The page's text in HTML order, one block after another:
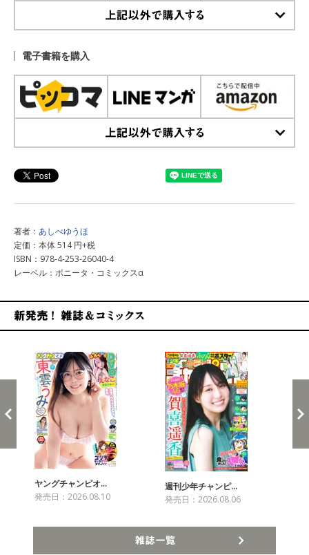
電子書籍を購入
著者： あしべゆうほ
定価：本体 514 円+税
ISBN：978-4-253-26040-4
レーベル：ボニータ・コミックスα
ヤングチャンピオ…
発売日：2026.08.10
週刊少年チャンピ…
発売日：2026.08.06